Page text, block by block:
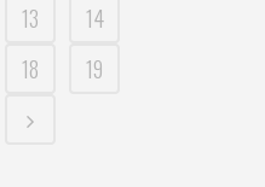
13
14
18
19